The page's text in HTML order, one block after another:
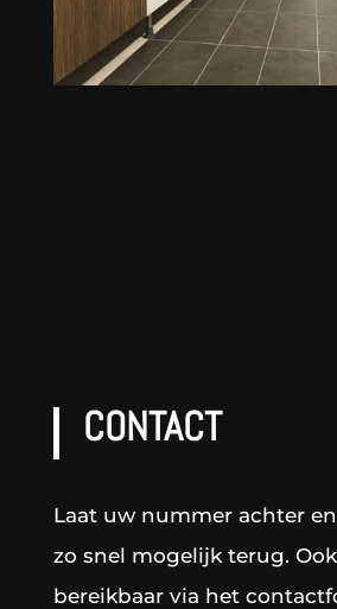
CONTACT
Laat uw nummer achter
zo snel mogelijk terug.
bereikbaar via het